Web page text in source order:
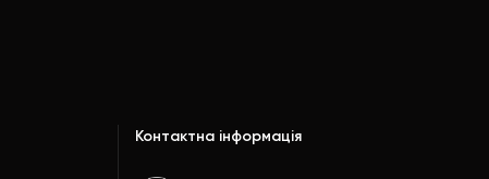
Контактна інформація